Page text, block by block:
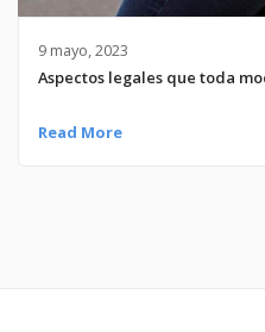
9 mayo, 2023
Aspectos legales que toda
Read More